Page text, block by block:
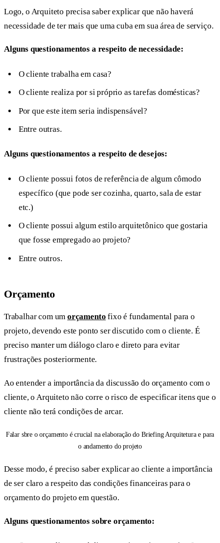
Logo, o Arquiteto precisa saber explicar que não haverá
necessidade de ter mais que uma cuba em sua área de serviço.
Alguns questionamentos a respeito de necessidade:
O cliente trabalha em casa?
O cliente realiza por si próprio as tarefas domésticas?
Por que este item seria indispensável?
Entre outras.
Alguns questionamentos a respeito de desejos:
O cliente possui fotos de referência de algum cômodo
específico (que pode ser cozinha, quarto, sala de estar
etc.)
O cliente possui algum estilo arquitetônico que gostaria
que fosse empregado ao projeto?
Entre outros.
Orçamento
Trabalhar com umorçamento fixo é fundamental para o
projeto, devendo este ponto ser discutido com o cliente. É
preciso manter um diálogo claro e direto para evitar
frustrações posteriormente.
Ao entender a importância da discussão do orçamento com o
cliente, o Arquiteto não corre o risco de especificar itens que o
cliente não terá condições de arcar.
Falar sbre o orçamento é crucial na elaboração do Briefing Arquitetura e para
o andamento do projeto
Desse modo, é preciso saber explicar ao cliente a importância
de ser claro a respeito das condições financeiras para o
orçamento do projeto em questão.
Alguns questionamentos sobre orçamento: